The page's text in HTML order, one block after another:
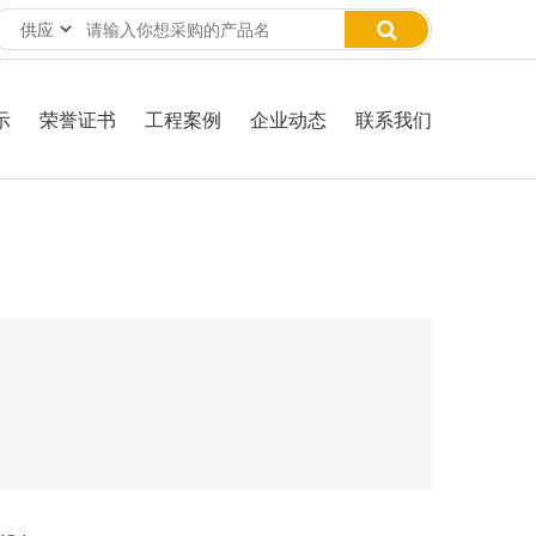
荣誉证书 工程案例 企业动态 联系我们